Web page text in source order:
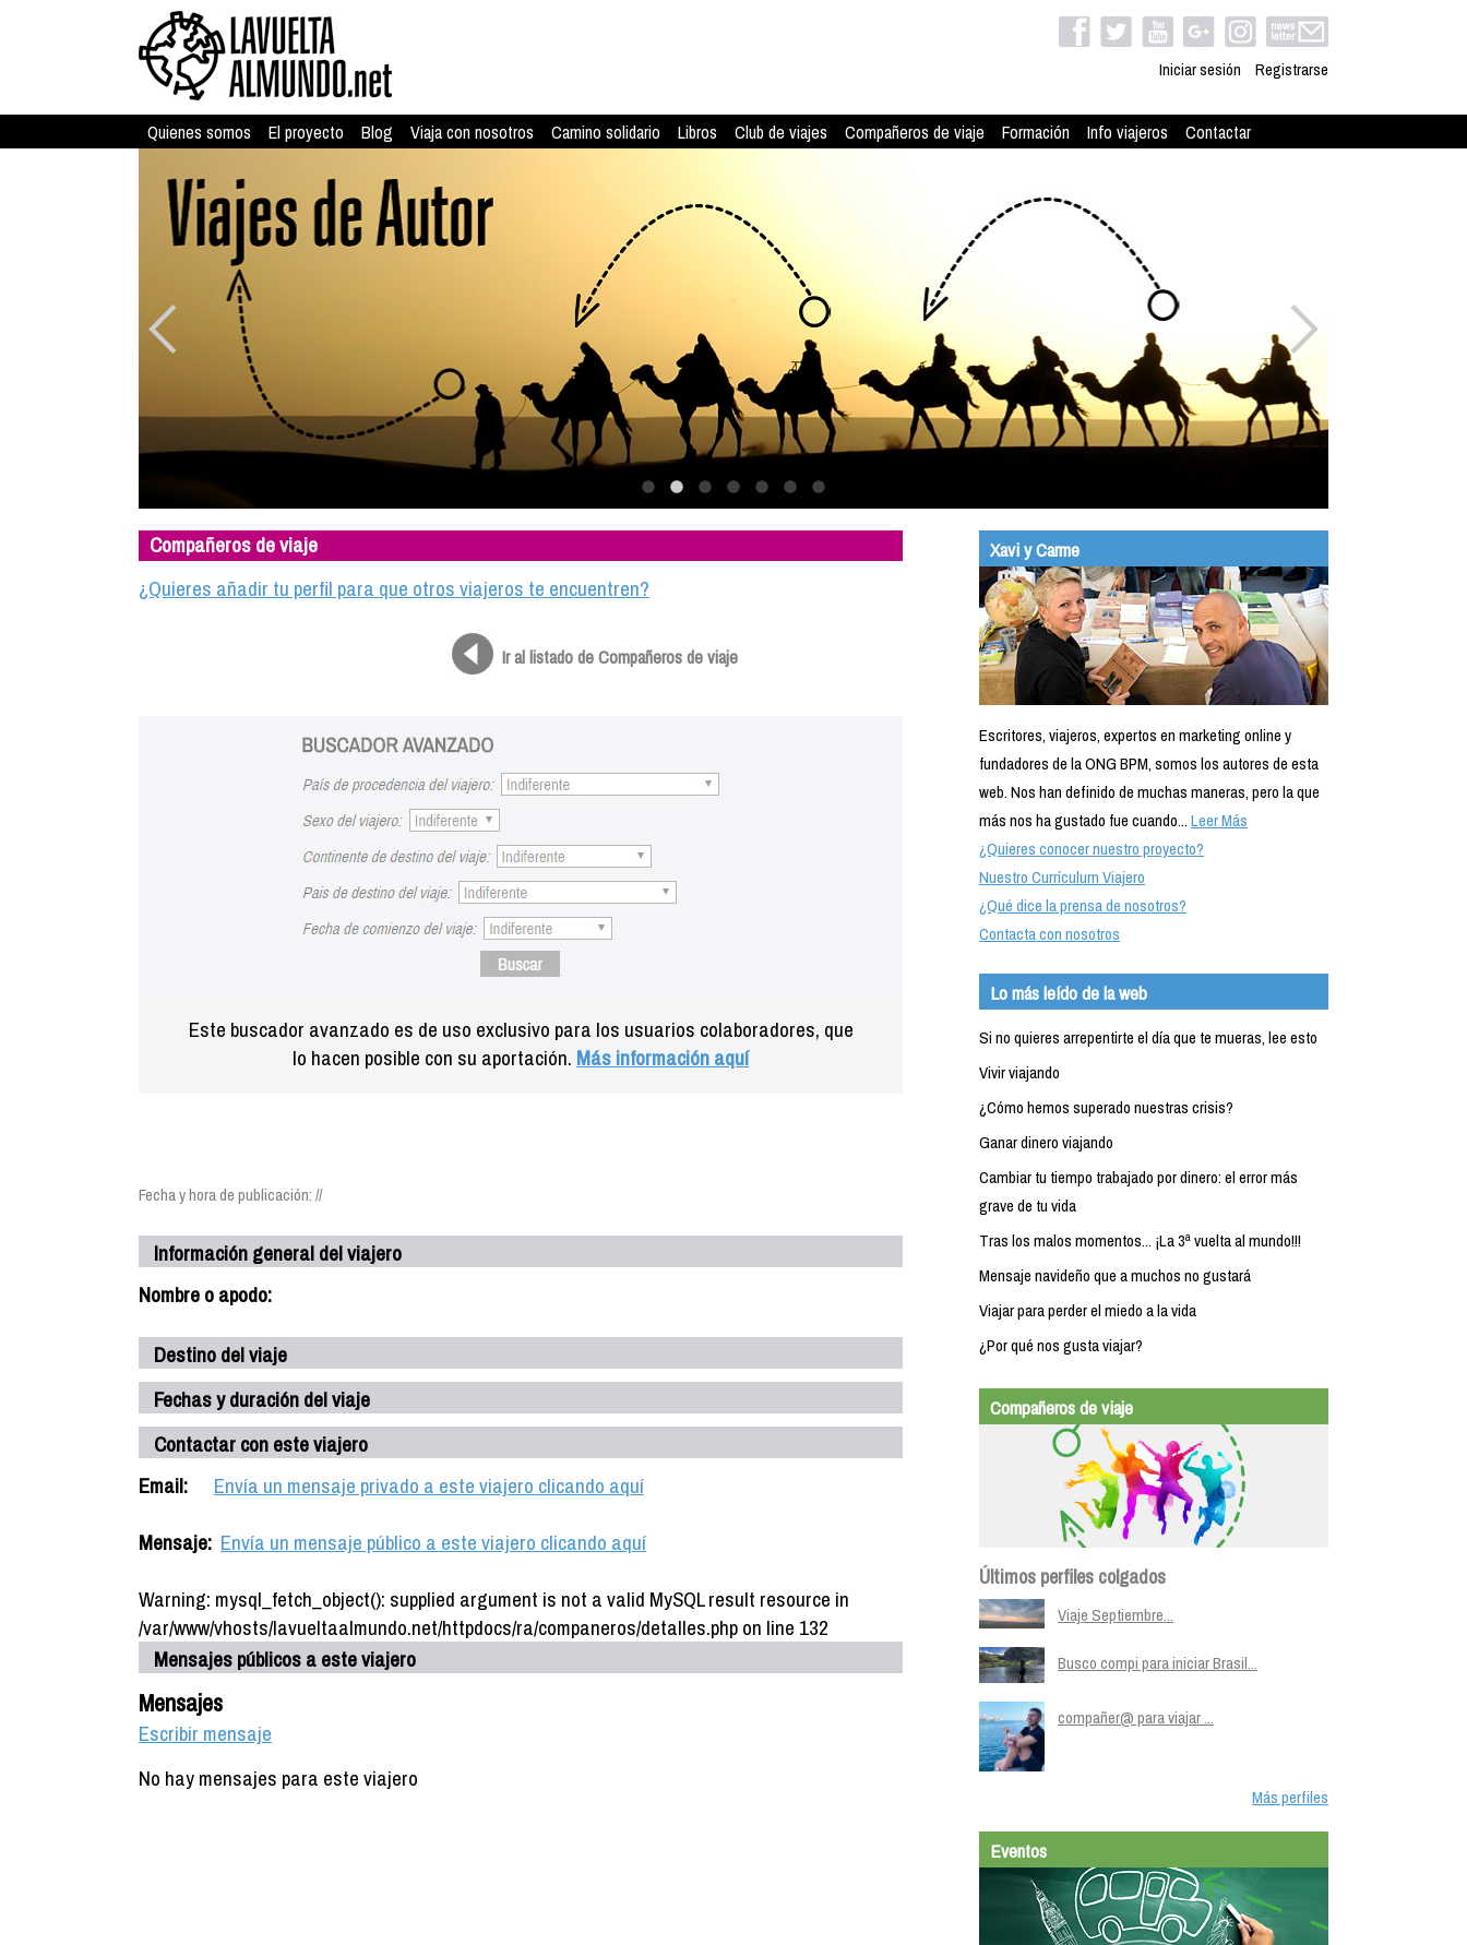
Iniciar sesión Registrarse
Quienes somos El proyecto Blog Viaja con nosotros Camino solidario Libros Club de viajes Compañeros de viaje Formación Info viajeros Contactar
Compañeros de viaje
¿Quieres añadir tu perfil para que otros viajeros te encuentren?
Ir al listado de Compañeros de viaje
Este buscador avanzado es de uso exclusivo para los usuarios colaboradores, que
lo hacen posible con su aportación. Más información aquí
Fecha y hora de publicación: //
Información general del viajero
Nombre o apodo:
Destino del viaje
Fechas y duración del viaje
Contactar con este viajero
Email:
Envía un mensaje privado a este viajero clicando aquí
Mensaje: Envía un mensaje público a este viajero clicando aquí
Warning: mysql_fetch_object(): supplied argument is not a valid MySQL result resource in
/var/www/vhosts/lavueltaalmundo.net/httpdocs/ra/companeros/detalles.php on line 132
Mensajes públicos a este viajero
Mensajes
Escribir mensaje
No hay mensajes para este viajero
Xavi y Carme
Escritores, viajeros, expertos en marketing online y
fundadores de la ONG BPM, somos los autores de esta
web. Nos han definido de muchas maneras, pero la que
más nos ha gustado fue cuando...Leer Más
¿Quieres conocer nuestro proyecto?
Nuestro Currículum Viajero
¿Qué dice la prensa de nosotros?
Contacta con nosotros
Lo más leído de la web
Si no quieres arrepentirte el día que te mueras, lee esto
Vivir viajando
¿Cómo hemos superado nuestras crisis?
Ganar dinero viajando
Cambiar tu tiempo trabajado por dinero: el error más
grave de tu vida
Tras los malos momentos... ¡La 3ª vuelta al mundo!!!
Mensaje navideño que a muchos no gustará
Viajar para perder el miedo a la vida
¿Por qué nos gusta viajar?
Compañeros de viaje
Últimos perfiles colgados
Viaje Septiembre...
Busco compi para iniciar Brasil...
compañer@ para viajar ...
Más perfiles
Eventos